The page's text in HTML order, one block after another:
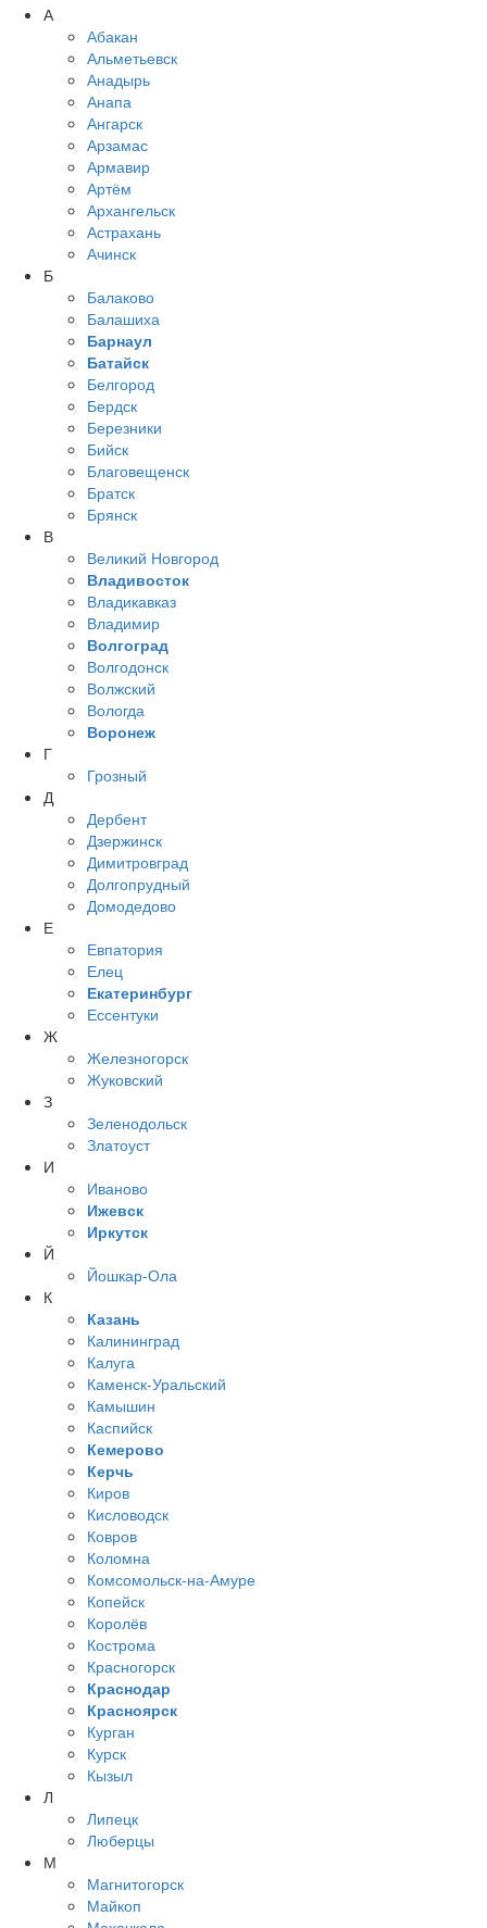
А
Абакан
Альметьевск
Анадырь
Анапа
Ангарск
Арзамас
Армавир
Артём
Архангельск
Астрахань
Ачинск
Б
Балаково
Балашиха
Барнаул
Батайск
Белгород
Бердск
Березники
Бийск
Благовещенск
Братск
Брянск
В
Великий Новгород
Владивосток
Владикавказ
Владимир
Волгоград
Волгодонск
Волжский
Вологда
Воронеж
Г
Грозный
Д
Дербент
Дзержинск
Димитровград
Долгопрудный
Домодедово
Е
Евпатория
Елец
Екатеринбург
Ессентуки
Ж
Железногорск
Жуковский
З
Зеленодольск
Златоуст
И
Иваново
Ижевск
Иркутск
Й
Йошкар-Ола
К
Казань
Калининград
Калуга
Каменск-Уральский
Камышин
Каспийск
Кемерово
Керчь
Киров
Кисловодск
Ковров
Коломна
Комсомольск-на-Амуре
Копейск
Королёв
Кострома
Красногорск
Краснодар
Красноярск
Курган
Курск
Кызыл
Л
Липецк
Люберцы
М
Магнитогорск
Майкоп